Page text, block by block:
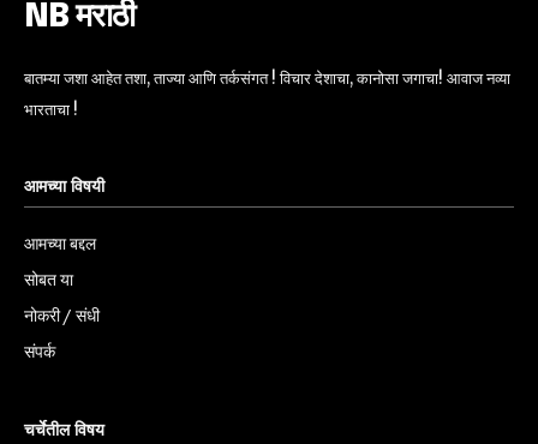
NB मराठी
बातम्या जशा आहेत तशा, ताज्या आणि तर्कसंगत ! विचार देशाचा, कानोसा जगाचा! आवाज नव्या
भारताचा !
आमच्या विषयी
आमच्या बद्दल
सोबत या
नोकरी / संधी
संपर्क
चर्चेतील विषय